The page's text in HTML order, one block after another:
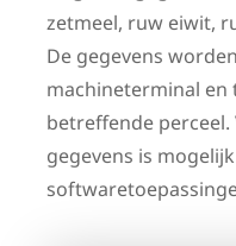
zetmeel, ruw eiwit,
De gegevens
machineterminal en
betreffende
gegevens is